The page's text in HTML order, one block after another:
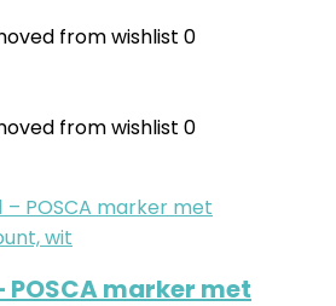
from wishlist 0
from wishlist 0
POSCA marker met